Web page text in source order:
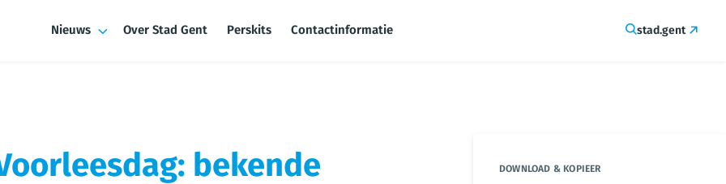
Nieuws Over Stad Gent Perskits Contactinformatie stad.gent
bekende
DOWNLOAD & KOPIEER